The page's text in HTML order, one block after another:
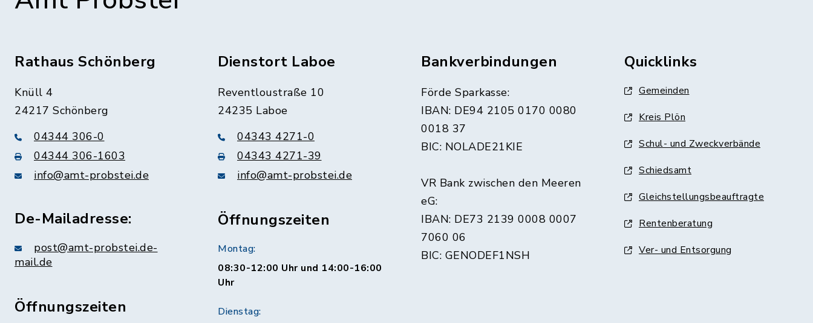
Rathaus Schönberg
Knüll 4
24217 Schönberg
04344 306-0
04344 306-1603
info@amt-probstei.de
De-Mailadresse:
post@amt-probstei.de-
mail.de
Öffnungszeiten
Dienstort Laboe
Reventloustraße 10
24235 Laboe
04343 4271-0
04343 4271-39
info@amt-probstei.de
Öffnungszeiten
Montag:
08:30-12:00 Uhr und 14:00-16:00
Uhr
Dienstag:
Bankverbindungen
Förde Sparkasse:
IBAN: DE94 2105 0170 0080
0018 37
BIC: NOLADE21KIE
VR Bank zwischen den Meeren
eG:
IBAN: DE73 2139 0008 0007
7060 06
BIC: GENODEF1NSH
Quicklinks
Gemeinden
Kreis Plön
Schul- und Zweckverbände
Schiedsamt
Gleichstellungsbeauftragte
Rentenberatung
Ver- und Entsorgung